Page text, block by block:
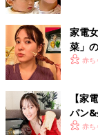
家電
菜」
赤ち
【家
パン&
は食赤ち